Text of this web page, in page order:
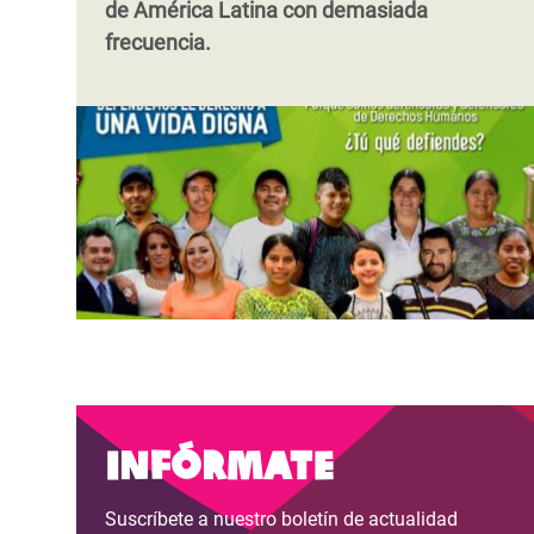
de América Latina con demasiada
frecuencia.
Infórmate
Suscríbete a nuestro boletín de actualidad